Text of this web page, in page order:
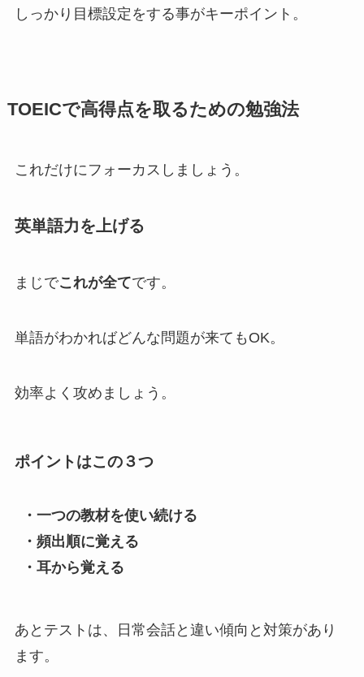
しっかり目標設定をする事がキーポイント。
TOEICで高得点を取るための勉強法
これだけにフォーカスしましょう。
英単語力を上げる
まじでこれが全てです。
単語がわかればどんな問題が来てもOK。
効率よく攻めましょう。
ポイントはこの３つ
・ 一つの教材を使い続ける
・ 頻出順に覚える
・ 耳から覚える
あとテストは、日常会話と違い傾向と対策があり
ます。